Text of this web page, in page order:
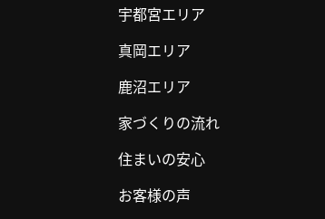
宇都宮エリア
真岡エリア
鹿沼エリア
家づくりの流れ
住まいの安心
お客様の声